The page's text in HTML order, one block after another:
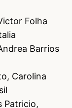
Folha
Barrios
Carolina
Patricio,